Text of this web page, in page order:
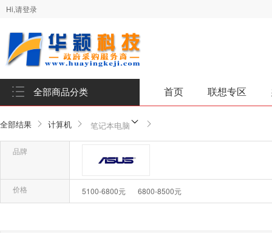
Hi,请登录
全部商品分类 首页 联想专区
全部结果 计算机 笔记本电脑
品牌
品牌-华硕
价格 5100-6800元 6800-8500元